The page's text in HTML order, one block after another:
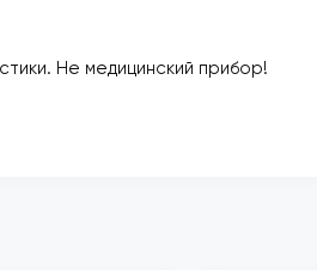
Не медицинский прибор!